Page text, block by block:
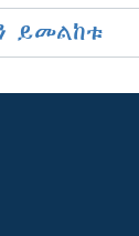
ይመልከቱ